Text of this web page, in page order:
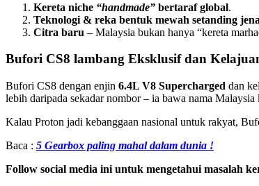
Kereta niche “handmade” bertaraf global.
Teknologi & reka bentuk mewah setanding
Citra baru – Malaysia bukan hanya “kereta
Bufori CS8 lambang Eksklusif dan
Bufori CS8 dengan enjin 6.4L V8 Supercharged dan
lebih daripada sekadar nombor – ia bawa nama
Kalau Proton jadi kebanggaan nasional untuk rakyat,
Baca : 5 Gearbox paling mahal dalam dunia !
Follow social media ini untuk mengetahui masalah